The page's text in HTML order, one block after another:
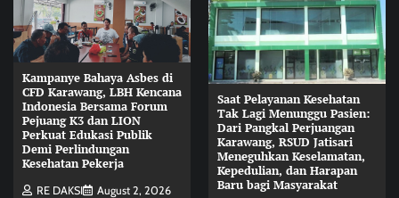
Kampanye Bahaya Asbes di
CFD Karawang, LBH Kencana
Indonesia Bersama Forum
Pejuang K3 dan LION
Perkuat Edukasi Publik
Demi Perlindungan
Kesehatan Pekerja
RE DAKSI
August 2, 2026
Saat Pelayanan Kesehatan
Tak Lagi Menunggu Pasien:
Dari Pangkal Perjuangan
Karawang, RSUD Jatisari
Meneguhkan Keselamatan,
Kepedulian, dan Harapan
Baru bagi Masyarakat